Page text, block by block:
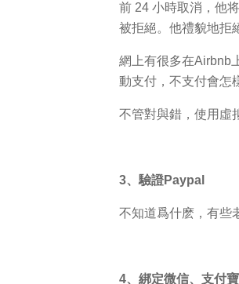
前 24 小時取消，他
被拒絕。他禮貌地拒
網上有很多在Airbnb
動支付，不支付會怎
不管對與錯，使用虛
3、驗證Paypal
不知道爲什麽，有些
4、綁定微信、支付